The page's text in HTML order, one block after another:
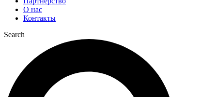
О нас
Контакты
Search